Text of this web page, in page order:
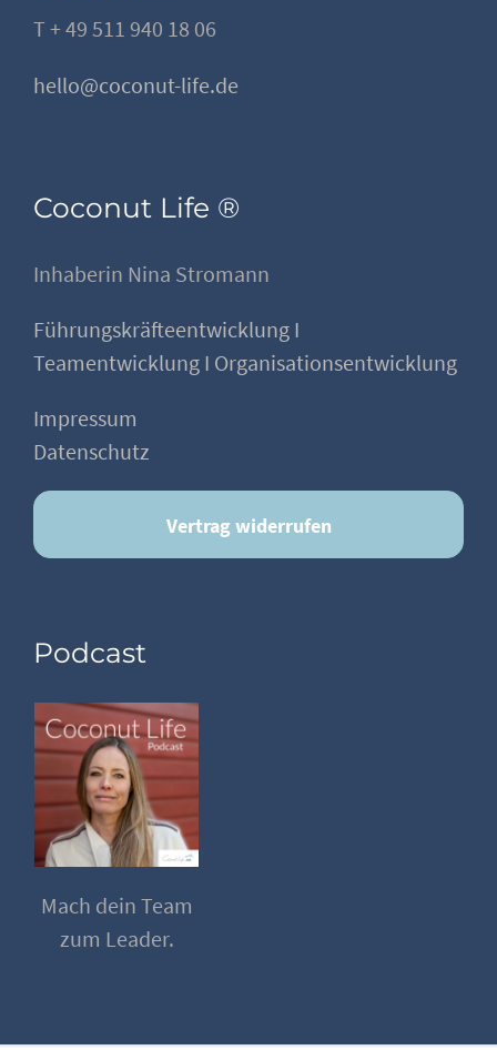
T + 49 511 940 18 06
hello@coconut-life.de
Coconut Life ®
Inhaberin Nina Stromann
Führungskräfteentwicklung I
Teamentwicklung I Organisationsentwicklung
Impressum
Datenschutz
Vertrag widerrufen
Podcast
Mach dein Team
zum Leader.